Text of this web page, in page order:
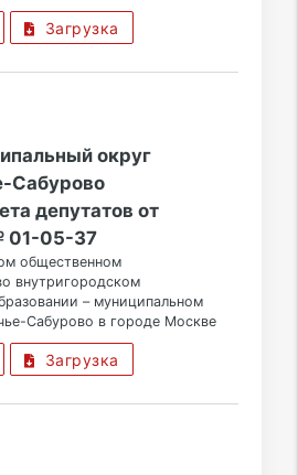
Загрузка
округ
Сабурово
депутатов от
01-05-37
общественном
внутригородском
– муниципальном
Сабурово в городе Москве
Загрузка